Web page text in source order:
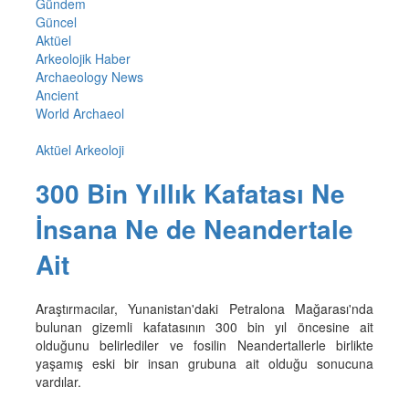
Güncel
Aktüel
Arkeolojik Haber
Archaeology News
Ancient
World Archaeol
Aktüel Arkeoloji
300 Bin Yıllık Kafatası Ne
İnsana Ne de Neandertale
Ait
Araştırmacılar, Yunanistan'daki Petralona Mağarası'nda
bulunan gizemli kafatasının 300 bin yıl öncesine ait
olduğunu belirlediler ve fosilin Neandertallerle birlikte
yaşamış eski bir insan grubuna ait olduğu sonucuna
vardılar.